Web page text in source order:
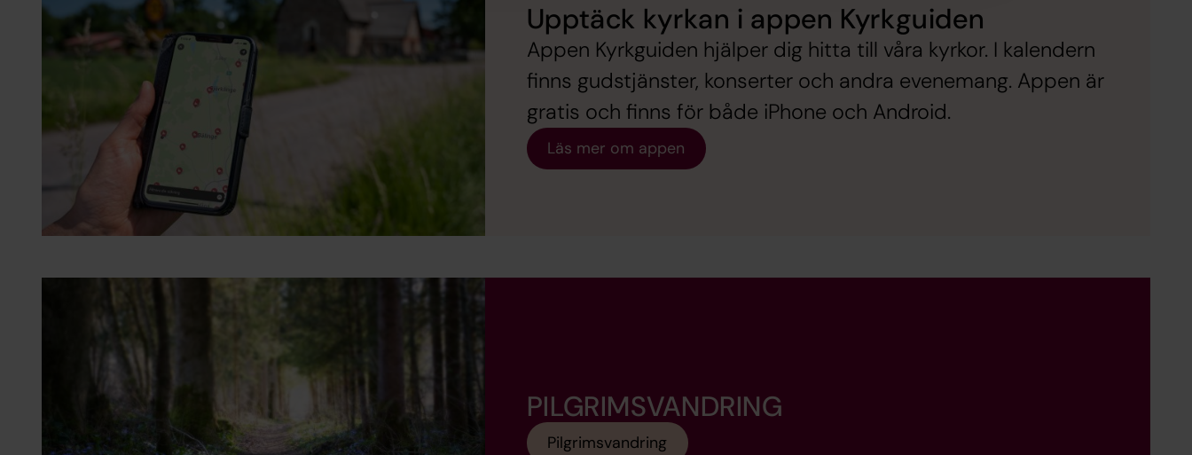
Upptäck kyrkan i appen Kyrkguiden
Appen Kyrkguiden hjälper dig hitta till våra kyrkor. I kalendern
finns gudstjänster, konserter och andra evenemang. Appen är
gratis och finns för både iPhone och Android.
Läs mer om appen
PILGRIMSVANDRING
Pilgrimsvandring